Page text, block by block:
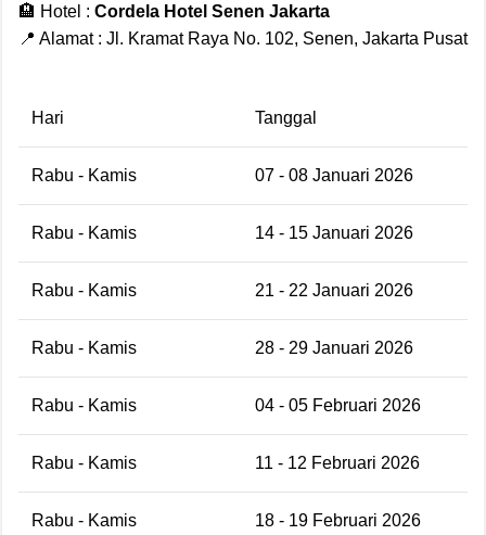
🏨 Hotel : Cordela Hotel Senen Jakarta
📍 Alamat : Jl. Kramat Raya No. 102, Senen, Jakarta Pusat
Hari Tanggal
Rabu - Kamis 07 - 08 Januari 2026
Rabu - Kamis 14 - 15 Januari 2026
Rabu - Kamis 21 - 22 Januari 2026
Rabu - Kamis 28 - 29 Januari 2026
Rabu - Kamis 04 - 05 Februari 2026
Rabu - Kamis 11 - 12 Februari 2026
Rabu - Kamis 18 - 19 Februari 2026